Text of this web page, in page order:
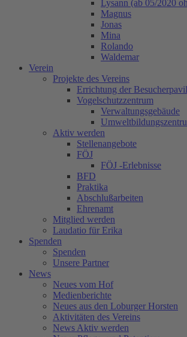
Lysann (ab 05/2020
Magnus
Jonas
Mina
Rolando
Waldemar
Verein
Projekte des Vereins
Errichtung der
Vogelschutzzentrum
Verwaltungsgebäude
Aktiv werden
Stellenangebote
FÖJ
FÖJ -Erlebnisse
BFD
Praktika
Abschlußarbeiten
Ehrenamt
Mitglied werden
Laudatio für Erika
Spenden
Spenden
Unsere Partner
News
Neues vom Hof
Medienberichte
Neues aus den Loburger Horsten
Aktivitäten des Vereins
News Aktiv werden